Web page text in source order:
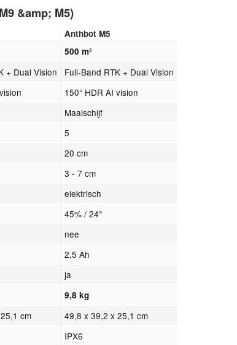
&amp; M5)
Anthbot M5
500 m²
+ Dual Vision
Full-Band RTK + Dual Vision
150° HDR AI vision
Maaischijf
5
20 cm
3 - 7 cm
elektrisch
45% / 24°
nee
2,5 Ah
ja
9,8 kg
cm
49,8 x 39,2 x 25,1 cm
IPX6